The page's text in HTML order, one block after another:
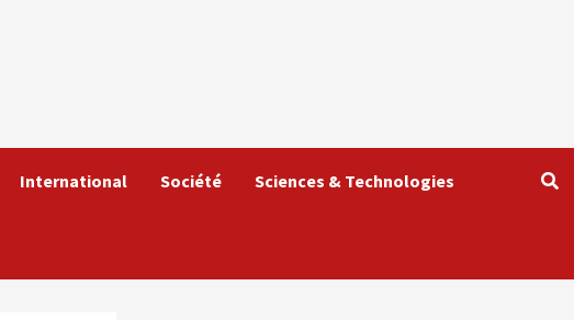
International Société Sciences & Technologies